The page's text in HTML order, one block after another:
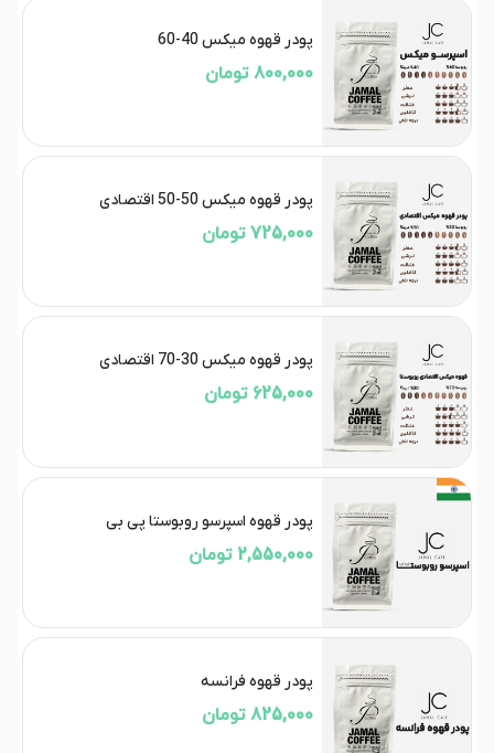
پودر قهوه میکس 40-60
800,000 تومان
پودر قهوه میکس 50-50 اقتصادی
725,000 تومان
پودر قهوه میکس 30-70 اقتصادی
625,000 تومان
پودر قهوه اسپرسو روبوستا پی بی
2,550,000 تومان
پودر قهوه فرانسه
825,000 تومان